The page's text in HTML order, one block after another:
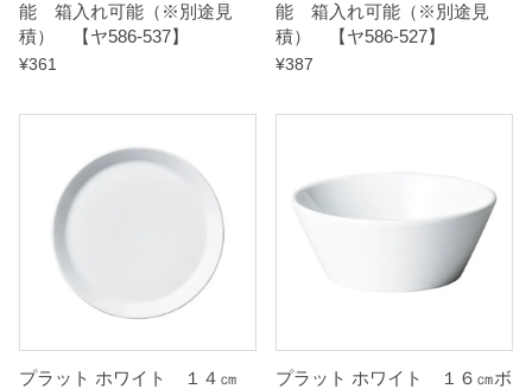
能 箱入れ可能（※別途見
積） 【ヤ586-537】
¥361
能 箱入れ可能（※別途見
積） 【ヤ586-527】
¥387
プラット ホワイト １４㎝
プラット ホワイト １６㎝ボ